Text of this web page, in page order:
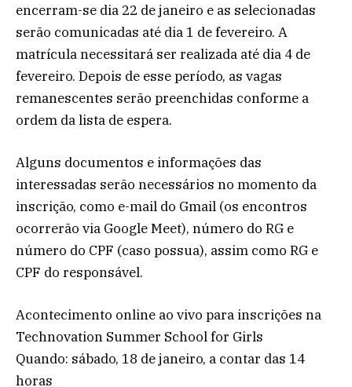
encerram-se dia 22 de janeiro e as selecionadas
serão comunicadas até dia 1 de fevereiro. A
matrícula necessitará ser realizada até dia 4 de
fevereiro. Depois de esse período, as vagas
remanescentes serão preenchidas conforme a
ordem da lista de espera.
Alguns documentos e informações das
interessadas serão necessários no momento da
inscrição, como e-mail do Gmail (os encontros
ocorrerão via Google Meet), número do RG e
número do CPF (caso possua), assim como RG e
CPF do responsável.
Acontecimento online ao vivo para inscrições na
Technovation Summer School for Girls
Quando: sábado, 18 de janeiro, a contar das 14
horas